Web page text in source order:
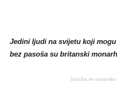
Jedini ljudi na svijetu koji
bez pasoša su britanski
Sadržaj se nastavlja